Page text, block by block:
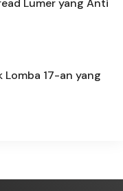
Lumer yang Anti
17-an yang